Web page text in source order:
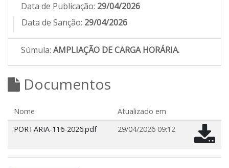
Data de Publicação: 29/04/2026
Data de Sanção: 29/04/2026
Súmula: AMPLIAÇÃO DE CARGA HORÁRIA.
Documentos
Nome
Atualizado em
PORTARIA-116-2026.pdf
29/04/2026 09:12